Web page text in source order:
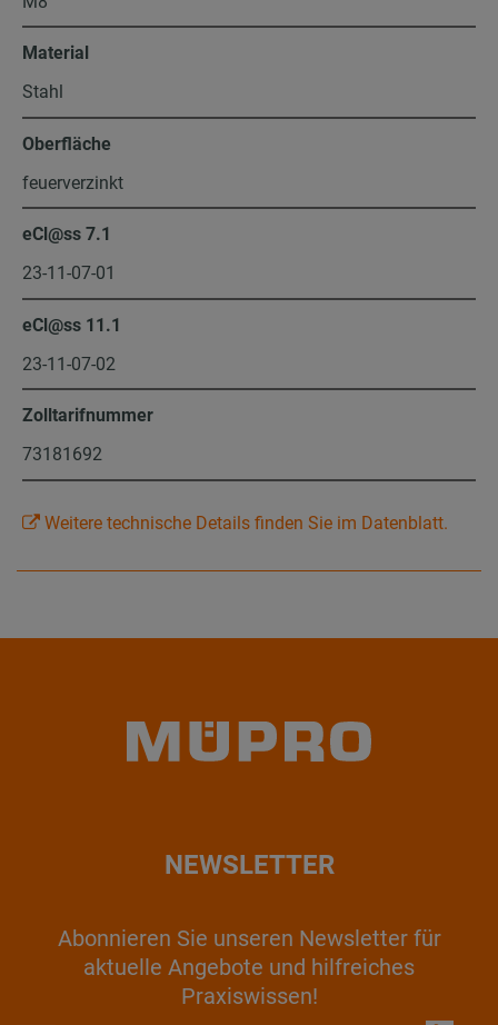
Material
Stahl
Oberfläche
feuerverzinkt
eCl@ss 7.1
23-11-07-01
eCl@ss 11.1
23-11-07-02
Zolltarifnummer
73181692
Weitere technische Details finden Sie im Datenblatt.
NEWSLETTER
Abonnieren Sie unseren Newsletter für
aktuelle Angebote und hilfreiches
Praxiswissen!